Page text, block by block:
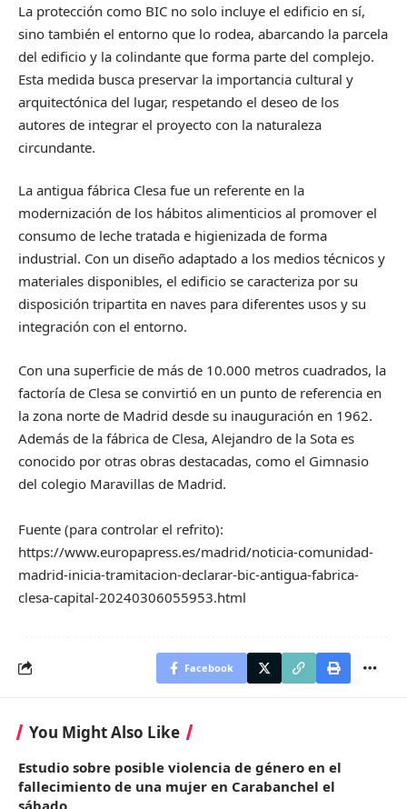
La protección como BIC no solo incluye el edificio en sí,
sino también el entorno que lo rodea, abarcando la parcela
del edificio y la colindante que forma parte del complejo.
Esta medida busca preservar la importancia cultural y
arquitectónica del lugar, respetando el deseo de los
autores de integrar el proyecto con la naturaleza
circundante.
La antigua fábrica Clesa fue un referente en la
modernización de los hábitos alimenticios al promover el
consumo de leche tratada e higienizada de forma
industrial. Con un diseño adaptado a los medios técnicos y
materiales disponibles, el edificio se caracteriza por su
disposición tripartita en naves para diferentes usos y su
integración con el entorno.
Con una superficie de más de 10.000 metros cuadrados, la
factoría de Clesa se convirtió en un punto de referencia en
la zona norte de Madrid desde su inauguración en 1962.
Además de la fábrica de Clesa, Alejandro de la Sota es
conocido por otras obras destacadas, como el Gimnasio
del colegio Maravillas de Madrid.
Fuente (para controlar el refrito):
https://www.europapress.es/madrid/noticia-comunidad-
madrid-inicia-tramitacion-declarar-bic-antigua-fabrica-
clesa-capital-20240306055953.html
Facebook
You Might Also Like
Estudio sobre posible violencia de género en el
fallecimiento de una mujer en Carabanchel el
sábado.